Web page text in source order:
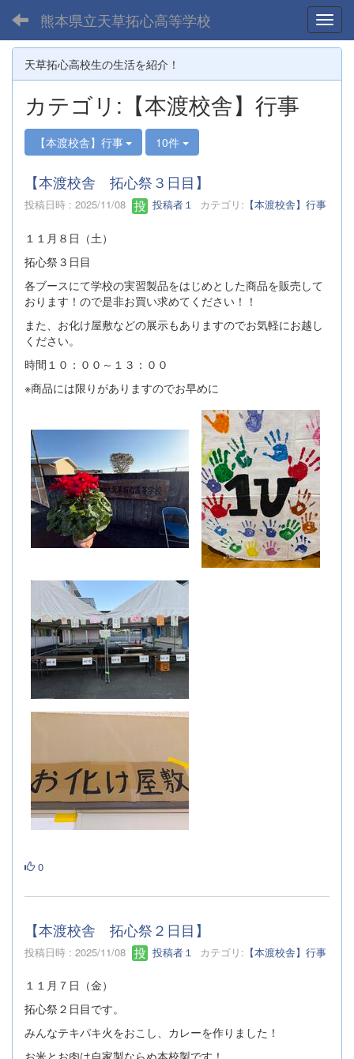
熊本県立天草拓心高等学校
天草拓心高校生の生活を紹介！
カテゴリ:【本渡校舎】行事
【本渡校舎】行事 10件
【本渡校舎 拓心祭３日目】
投稿日時 : 2025/11/08 投稿者１ カテゴリ: 【本渡校舎】行事
１１月８日（土）
拓心祭３日目
各ブースにて学校の実習製品をはじめとした商品を販売して
おります！ので是非お買い求めてください！！
また、お化け屋敷などの展示もありますのでお気軽にお越し
ください。
時間１０：００～１３：００
※商品には限りがありますのでお早めに
0
【本渡校舎 拓心祭２日目】
投稿日時 : 2025/11/08 投稿者１ カテゴリ: 【本渡校舎】行事
１１月７日（金）
拓心祭２日目です。
みんなテキパキ火をおこし、カレーを作りました！